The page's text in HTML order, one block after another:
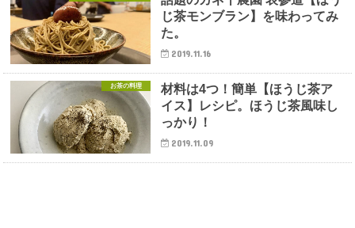
じ茶モンブラン】を味わってみ
た。
2019.11.16
お茶の料理
材料は4つ！簡単【ほうじ茶ア
イス】レシピ。ほうじ茶風味し
っかり！
2019.11.09